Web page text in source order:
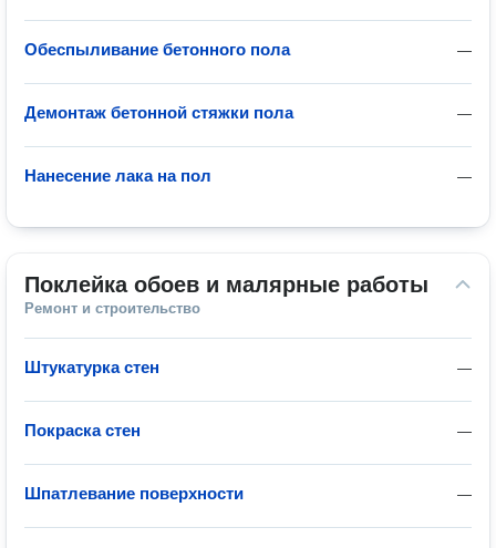
—
Обеспыливание бетонного пола
—
Демонтаж бетонной стяжки пола
—
Нанесение лака на пол
Поклейка обоев и малярные работы
Ремонт и строительство
—
Штукатурка стен
—
Покраска стен
—
Шпатлевание поверхности